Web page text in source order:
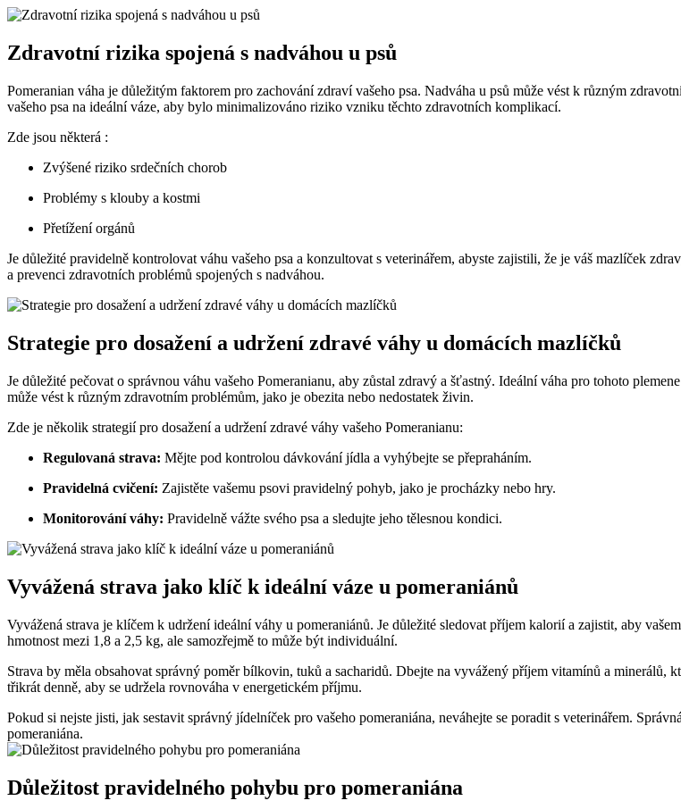
Zdravotní rizika⁤ spojená s nadváhou u psů
Pomeranian váha je důležitým⁣ faktorem pro ‌zachování ‍zdraví vašeho⁤ psa. Nadváha u psů⁣ může vést k různým
vašeho psa na ideální váze, aby bylo minimalizováno ​riziko vzniku ⁤těchto ⁢zdravotních komplikací.
Zde jsou některá :
Zvýšené riziko srdečních chorob
Problémy s‌ klouby a kostmi
Přetížení orgánů
Je důležité⁣ pravidelně kontrolovat váhu ⁢vašeho⁣ psa a konzultovat s veterinářem, abyste zajistili, ⁣že⁢ je ‌váš mazlíček
​a prevenci zdravotních problémů spojených s nadváhou.
Strategie pro dosažení a udržení zdravé⁢ váhy u⁤ domácích ‍mazlíčků
Je ⁣důležité pečovat o správnou váhu ⁤vašeho Pomeranianu, aby zůstal zdravý a šťastný. ⁤Ideální⁤ váha‌ pro tohoto
může ⁣vést⁣ k ​různým zdravotním‌ problémům, ⁤jako je obezita nebo nedostatek​ živin.
Zde je několik‌ strategií pro⁣ dosažení⁤ a udržení zdravé ‍váhy ​vašeho Pomeranianu:
Regulovaná strava: Mějte pod⁣ kontrolou dávkování jídla a vyhýbejte se⁤ přepraháním.
Pravidelná⁤ cvičení: Zajistěte vašemu⁢ psovi‍ pravidelný pohyb, jako je procházky nebo‌ hry.
Monitorování váhy: Pravidelně vážte svého psa ⁣a sledujte jeho tělesnou kondici.
Vyvážená strava jako klíč⁣ k ideální váze u​ pomeraniánů
Vyvážená strava ‍je klíčem k udržení ideální váhy u pomeraniánů. Je důležité‌ sledovat⁢ příjem kalorií a zajistit, aby
hmotnost mezi 1,8 a‌ 2,5 kg, ale samozřejmě to může být ‌individuální.
Strava by měla obsahovat správný poměr bílkovin, tuků a sacharidů. Dbejte na vyvážený⁤ příjem ⁤vitamínů a​ minerálů,
třikrát denně,​ aby se ⁤udržela rovnováha v⁢ energetickém​ příjmu.
Pokud si nejste jisti, jak sestavit⁣ správný⁢ jídelníček pro ⁢vašeho ‍pomeraniána, neváhejte se poradit ⁢s veterinářem.⁢
pomeraniána.
Důležitost pravidelného pohybu pro pomeraniána